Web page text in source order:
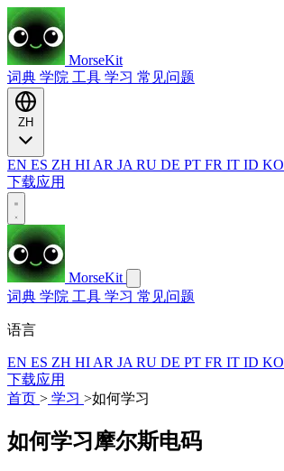
MorseKit
词典 学院 工具 学习 常见问题
EN ES ZH HI AR JA RU DE PT FR IT ID KO
下载应用
MorseKit
词典 学院 工具 学习 常见问题
语言
EN ES ZH HI AR JA RU DE PT FR IT ID KO
下载应用
首页 > 学习 >如何学习
如何学习摩尔斯电码